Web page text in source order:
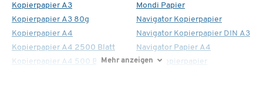
Kopierpapier A3
Kopierpapier A3 80g
Kopierpapier A4
Kopierpapier A4 2500 Blatt
Kopierpapier A4 500 Blatt
Mondi Papier
Navigator Kopierpapier
Navigator Kopierpapier DIN A3
Navigator Papier A4
Xerox Kopierpapier
Mehr anzeigen